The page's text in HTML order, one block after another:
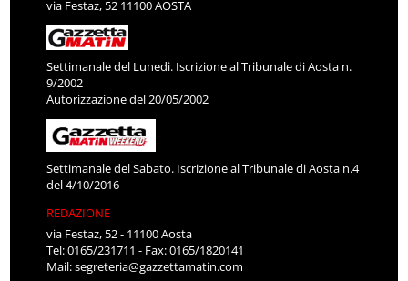
via Festaz, 52 11100 AOSTA
Settimanale del Lunedì. Iscrizione al Tribunale di Aosta n.
9/2002
Autorizzazione del 20/05/2002
Settimanale del Sabato. Iscrizione al Tribunale di Aosta n.4
del 4/10/2016
REDAZIONE
via Festaz, 52 - 11100 Aosta
Tel: 0165/231711 - Fax: 0165/1820141
Mail:segreteria@gazzettamatin.com